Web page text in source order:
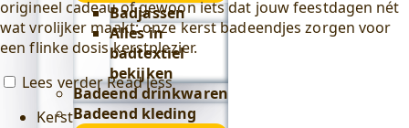
Badjassen
Alles in
badtextiel
bekijken
Badeend drinkwaren
Badeend kleding
origineel cadeau of gewoon iets dat jouw feestdagen nét
wat vrolijker maakt: onze kerst badeendjes zorgen voor
een flinke dosis kerstplezier.
Lees verderRead less
Kerst